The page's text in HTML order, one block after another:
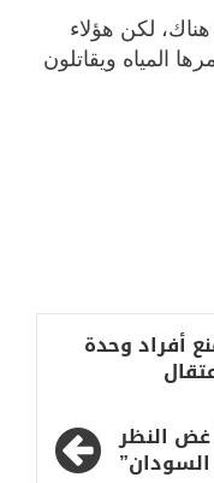
لكن هؤلاء
المياه ويقاتلون
أفراد وحدة
غض النظر